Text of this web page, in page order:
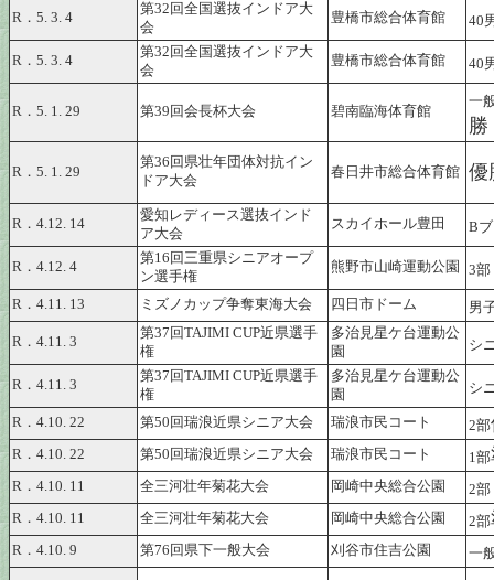
R．5. 3. 4
第32回全国選抜インドア大
会
豊橋市総合体育館 40
R．5. 3. 4
第32回全国選抜インドア大
会
豊橋市総合体育館 40
R．5. 1. 29 第39回会長杯大会 碧南臨海体育館
一
勝
R．5. 1. 29
第36回県壮年団体対抗イン
ドア大会
春日井市総合体育館 優
R．4.12. 14
愛知レディース選抜インド
ア大会
スカイホール豊田 B
R．4.12. 4
第16回三重県シニアオープ
ン選手権
熊野市山崎運動公園 3部
R．4.11. 13 ミズノカップ争奪東海大会 四日市ドーム 男
R．4.11. 3
第37回TAJIMI CUP近県選手
権
多治見星ケ台運動公
園
シ
R．4.11. 3
第37回TAJIMI CUP近県選手
権
多治見星ケ台運動公
園
シ
R．4.10. 22 第50回瑞浪近県シニア大会 瑞浪市民コート 2部
R．4.10. 22 第50回瑞浪近県シニア大会 瑞浪市民コート 1部
R．4.10. 11 全三河壮年菊花大会 岡崎中央総合公園 2部
R．4.10. 11 全三河壮年菊花大会 岡崎中央総合公園 2部
R．4.10. 9 第76回県下一般大会 刈谷市住吉公園 一